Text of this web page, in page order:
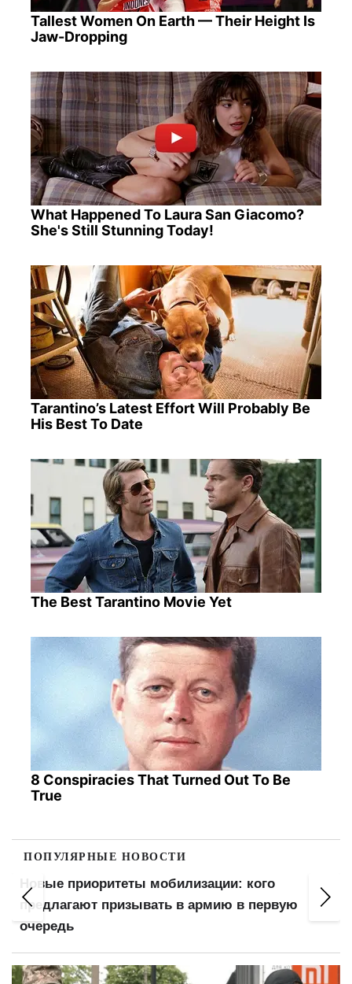
Tallest Women On Earth — Their Height Is
Jaw-Dropping
What Happened To Laura San Giacomo?
She's Still Stunning Today!
Tarantino’s Latest Effort Will Probably Be
His Best To Date
The Best Tarantino Movie Yet
8 Conspiracies That Turned Out To Be
True
ПОПУЛЯРНЫЕ НОВОСТИ
Новые приоритеты мобилизации: кого
предлагают призывать в армию в первую
очередь